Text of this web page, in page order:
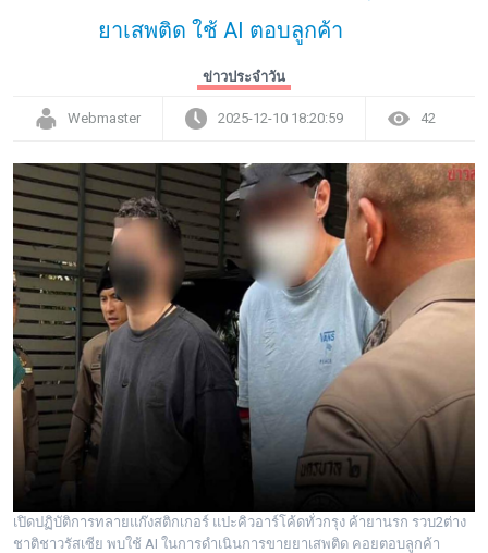
ยาเสพติด ใช้ AI ตอบลูกค้า
ข่าวประจำวัน
Webmaster 2025-12-10 18:20:59 42
เปิดปฏิบัติการทลายแก๊งสติกเกอร์ แปะคิวอาร์โค้ดทั่วกรุง ค้ายานรก รวบ2ต่าง
ชาติชาวรัสเซีย พบใช้ AI ในการดำเนินการขายยาเสพติด คอยตอบลูกค้า